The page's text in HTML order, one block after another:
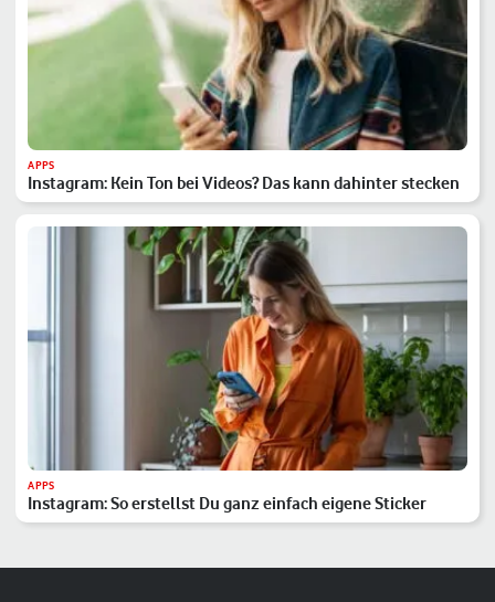
APPS
Instagram: Kein Ton bei Videos? Das kann dahinter stecken
APPS
Instagram: So erstellst Du ganz einfach eigene Sticker